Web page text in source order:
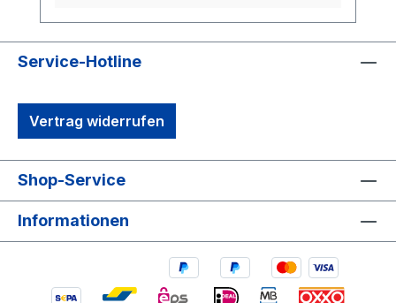
Service-Hotline
Vertrag widerrufen
Shop-Service
Informationen